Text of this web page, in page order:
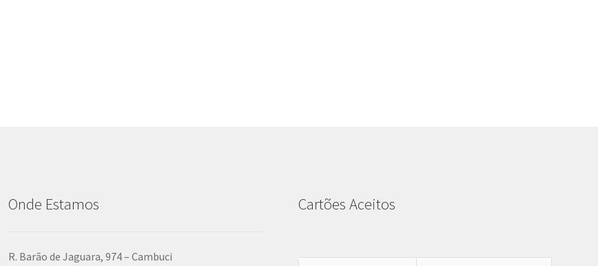
Onde Estamos
R. Barão de Jaguara, 974 – Cambuci
Cartões Aceitos